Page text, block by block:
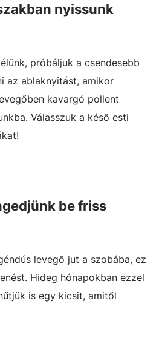
nyissunk
próbáljuk a csendesebb
az ablaknyitást, amikor
kavargó pollent
Válasszuk a késő esti
be friss
levegő jut a szobába, ez
Hideg hónapokban ezzel
is egy kicsit, amitől